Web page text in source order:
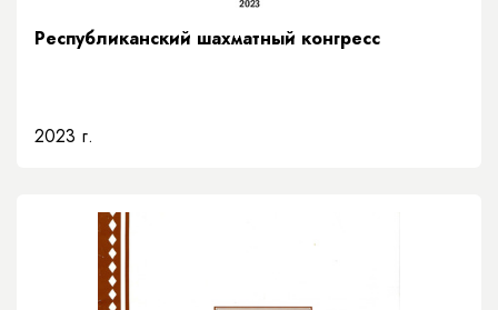
Республиканский шахматный конгресс
2023 г.